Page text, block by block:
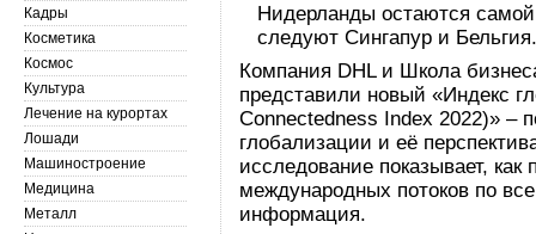
Нидерланды остаются
следуют Сингапур и
Компания DHL и Школа
представили новый «Индекс
Connectedness Index 2022)» –
глобализации и её
исследование показывает,
международных потоков по
информация.
Кадры
Косметика
Космос
Культура
Лечение на курортах
Лошади
Машиностроение
Медицина
Металл